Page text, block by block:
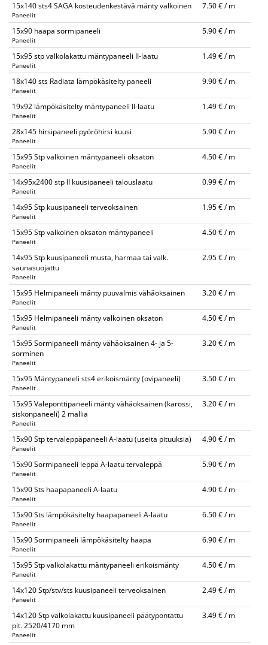
15x140 sts4 SAGA kosteudenkestävä mänty valkoinen
Paneelit
7.50 € / m
15x90 haapa sormipaneeli
Paneelit
5.90 € / m
15x95 stp valkolakattu mäntypaneeli II-laatu
Paneelit
1.49 € / m
18x140 sts Radiata lämpökäsitelty paneeli
Paneelit
9.90 € / m
19x92 lämpökäsitelty mäntypaneeli II-laatu
Paneelit
1.49 € / m
28x145 hirsipaneeli pyöröhirsi kuusi
Paneelit
5.90 € / m
15x95 Stp valkoinen mäntypaneeli oksaton
Paneelit
4.50 € / m
14x95x2400 stp II kuusipaneeli talouslaatu
Paneelit
0.99 € / m
14x95 Stp kuusipaneeli terveoksainen
Paneelit
1.95 € / m
15x95 Stp valkoinen oksaton mäntypaneeli
Paneelit
4.50 € / m
14x95 Stp kuusipaneeli musta, harmaa tai valk.
saunasuojattu
Paneelit
2.95 € / m
15x95 Helmipaneeli mänty puuvalmis vähäoksainen
Paneelit
3.20 € / m
15x95 Helmipaneeli mänty valkoinen oksaton
Paneelit
4.50 € / m
15x95 Sormipaneeli mänty vähäoksainen 4- ja 5-
sorminen
Paneelit
3.20 € / m
15x95 Mäntypaneeli sts4 erikoismänty (ovipaneeli)
Paneelit
3.50 € / m
15x95 Valeponttipaneeli mänty vähäoksainen (karossi,
siskonpaneeli) 2 mallia
Paneelit
3.20 € / m
15x90 Stp tervaleppäpaneeli A-laatu (useita pituuksia)
Paneelit
4.90 € / m
15x90 Sormipaneeli leppä A-laatu tervaleppä
Paneelit
5.90 € / m
15x90 Sts haapapaneeli A-laatu
Paneelit
4.90 € / m
15x90 Sts lämpökäsitelty haapapaneeli A-laatu
Paneelit
6.50 € / m
15x90 Sormipaneeli lämpökäsitelty haapa
Paneelit
6.90 € / m
15x95 Stp valkolakattu mäntypaneeli erikoismänty
Paneelit
4.50 € / m
14x120 Stp/stv/sts kuusipaneeli terveoksainen
Paneelit
2.49 € / m
14x120 Stp valkolakattu kuusipaneeli päätypontattu
pit. 2520/4170 mm
Paneelit
3.49 € / m